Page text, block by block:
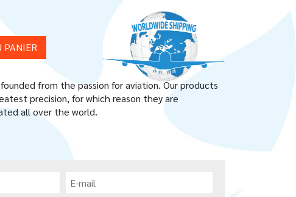
PANIER
founded from the passion for aviation. Our products
precision, for which reason they are
all over the world.